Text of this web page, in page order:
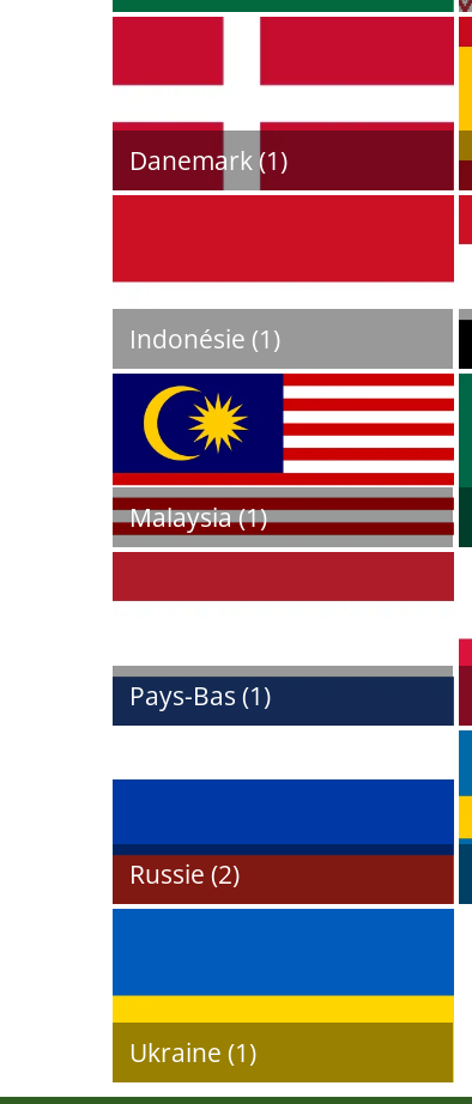
Danemark (1)
Indonésie (1)
Malaysia (1)
Pays-Bas (1)
Russie (2)
Ukraine (1)